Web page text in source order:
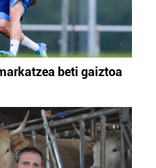
beti gaiztoa